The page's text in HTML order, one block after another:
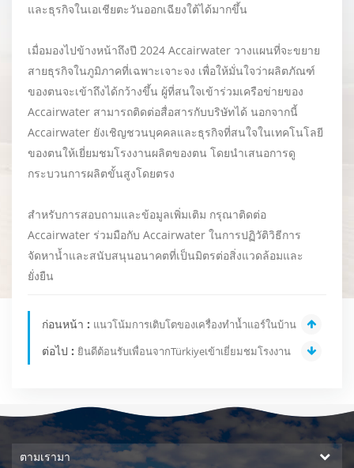
และธุรกิจในเอเชียตะวันออกเฉียงใต้ได้มากขึ้น
เมื่อมองไปข้างหน้าถึงปี 2024 Accairwater วางแผนที่จะขยาย
สายธุรกิจในภูมิภาคที่เฉพาะเจาะจง เพื่อให้มั่นใจว่าผลิตภัณฑ์
ของตนจะเข้าถึงได้กว้างขึ้น ผู้ที่สนใจเข้าร่วมเครือข่ายของ
Accairwater สามารถติดต่อสื่อสารกับบริษัทได้ นอกจากนี้
Accairwater ยังเชิญชวนบุคคลและธุรกิจที่สนใจในเทคโนโลยี
ของตนให้เยี่ยมชมโรงงานผลิตของตน โดยนำเสนอการดู
กระบวนการผลิตขั้นสูงโดยตรง
สำหรับการสอบถามและข้อมูลเพิ่มเติม กรุณาติดต่อ
Accairwater ร่วมมือกับ Accairwater ในการปฏิวัติวิธีการ
จัดหาน้ำและสนับสนุนอนาคตที่เป็นมิตรต่อสิ่งแวดล้อมและ
ยั่งยืน
ก่อนหน้า : แนวโน้มการเติบโตของเครื่องทำน้ำแอร์ในบ้าน
ต่อไป : ยินดีต้อนรับเพื่อนจากTürkiyeเข้าเยี่ยมชมโรงงาน
ตามเรามา